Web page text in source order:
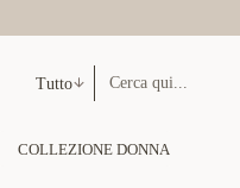
Tutto
COLLEZIONE DONNA